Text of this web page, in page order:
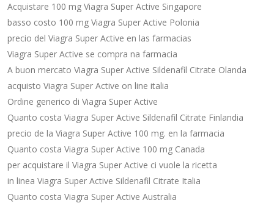
Acquistare 100 mg Viagra Super Active Singapore
basso costo 100 mg Viagra Super Active Polonia
precio del Viagra Super Active en las farmacias
Viagra Super Active se compra na farmacia
A buon mercato Viagra Super Active Sildenafil Citrate Olanda
acquisto Viagra Super Active on line italia
Ordine generico di Viagra Super Active
Quanto costa Viagra Super Active Sildenafil Citrate Finlandia
precio de la Viagra Super Active 100 mg. en la farmacia
Quanto costa Viagra Super Active 100 mg Canada
per acquistare il Viagra Super Active ci vuole la ricetta
in linea Viagra Super Active Sildenafil Citrate Italia
Quanto costa Viagra Super Active Australia